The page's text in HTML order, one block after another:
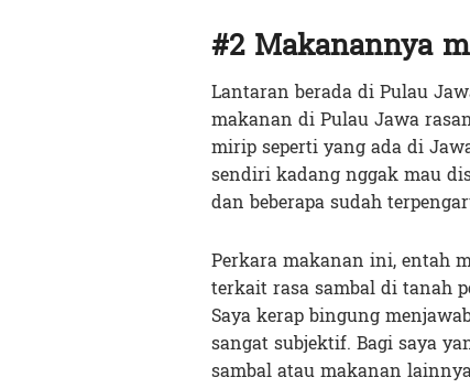
#2 Makanannya
Lantaran berada di Pulau
makanan di Pulau Jawa
mirip seperti yang ada di
sendiri kadang nggak mau
dan beberapa sudah
Perkara makanan ini, entah
terkait rasa sambal di tanah
Saya kerap bingung
sangat subjektif. Bagi saya
sambal atau makanan